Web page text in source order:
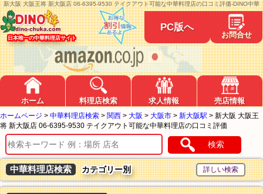
新大阪 大阪王将 新大阪店 06-6395-9530 テイクアウト可能な中華料理店の口コミ評価-DINO中華
日本唯一の中華料理店サイト
PC版へ
お問合せ
ホーム 料理店検索 求人情報 売店情報
ホームページ > 中華料理店検索 > 関西 > 大阪 > 大阪市 > 新大阪駅 > 新大阪 大阪王
将 新大阪店 06-6395-9530 テイクアウト可能な中華料理店の口コミ評価
検索
中華料理店検索 カテゴリー別